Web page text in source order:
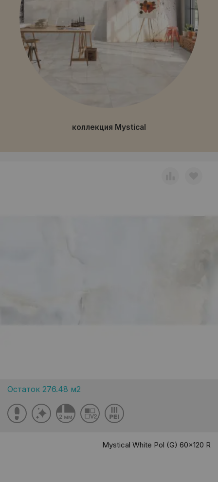
коллекция Mystical
Остаток 276.48 м2
Mystical White Pol (G) 60x120 R